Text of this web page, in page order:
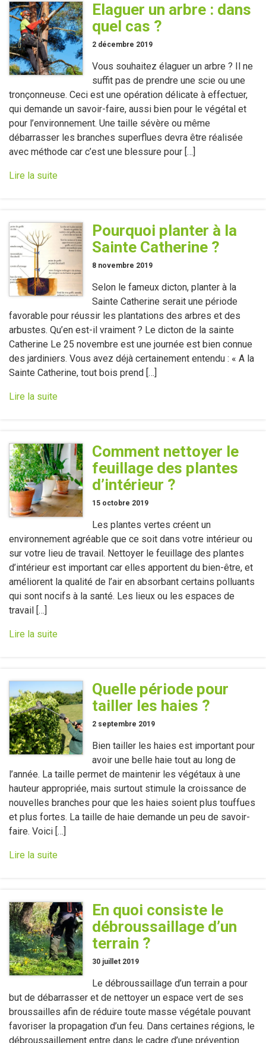
Elaguer un arbre : dans
quel cas ?
2 décembre 2019
Vous souhaitez élaguer un arbre ? Il ne
suffit pas de prendre une scie ou une
tronçonneuse. Ceci est une opération délicate à effectuer,
qui demande un savoir-faire, aussi bien pour le végétal et
pour l’environnement. Une taille sévère ou même
débarrasser les branches superflues devra être réalisée
avec méthode car c’est une blessure pour […]
Lire la suite
Pourquoi planter à la
Sainte Catherine ?
8 novembre 2019
Selon le fameux dicton, planter à la
Sainte Catherine serait une période
favorable pour réussir les plantations des arbres et des
arbustes. Qu’en est-il vraiment ? Le dicton de la sainte
Catherine Le 25 novembre est une journée est bien connue
des jardiniers. Vous avez déjà certainement entendu : « A la
Sainte Catherine, tout bois prend […]
Lire la suite
Comment nettoyer le
feuillage des plantes
d’intérieur ?
15 octobre 2019
Les plantes vertes créent un
environnement agréable que ce soit dans votre intérieur ou
sur votre lieu de travail. Nettoyer le feuillage des plantes
d’intérieur est important car elles apportent du bien-être, et
améliorent la qualité de l’air en absorbant certains polluants
qui sont nocifs à la santé. Les lieux ou les espaces de
travail […]
Lire la suite
Quelle période pour
tailler les haies ?
2 septembre 2019
Bien tailler les haies est important pour
avoir une belle haie tout au long de
l’année. La taille permet de maintenir les végétaux à une
hauteur appropriée, mais surtout stimule la croissance de
nouvelles branches pour que les haies soient plus touffues
et plus fortes. La taille de haie demande un peu de savoir-
faire. Voici […]
Lire la suite
En quoi consiste le
débroussaillage d’un
terrain ?
30 juillet 2019
Le débroussaillage d’un terrain a pour
but de débarrasser et de nettoyer un espace vert de ses
broussailles afin de réduire toute masse végétale pouvant
favoriser la propagation d’un feu. Dans certaines régions, le
débroussaillement entre dans le cadre d’une prévention